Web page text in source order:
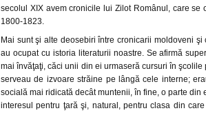
secolul XIX avem cronicile lui Zilot Românul, care se
1800-1823.
Mai sunt şi alte deosebiri între cronicarii moldoveni
au ocupat cu istoria literaturii noastre. Se afirmă
mai învăţaţi, căci unii din ei urmaseră cursuri în
serveau de izvoare străine pe lângă cele interne;
socială mai ridicată decât muntenii, în fine, o parte din
interesul pentru ţară şi, natural, pentru clasa din